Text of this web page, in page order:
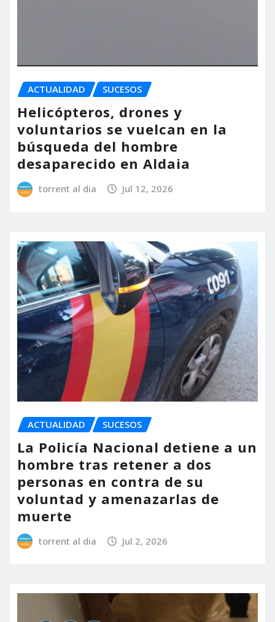
ACTUALIDAD SUCESOS
Helicópteros, drones y
voluntarios se vuelcan en la
búsqueda del hombre
desaparecido en Aldaia
torrent al dia Jul 12, 2026
ACTUALIDAD SUCESOS
La Policía Nacional detiene a un
hombre tras retener a dos
personas en contra de su
voluntad y amenazarlas de
muerte
torrent al dia Jul 2, 2026